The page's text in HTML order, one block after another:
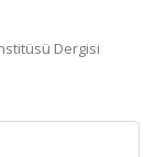
Dergisi